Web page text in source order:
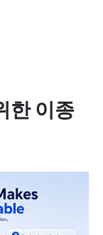
한 이종